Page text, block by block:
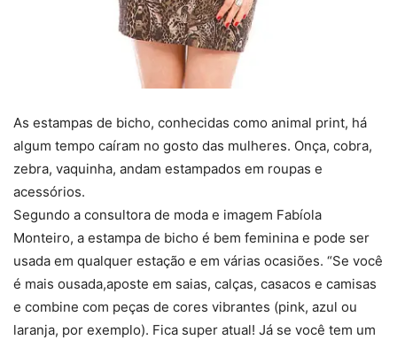
As estampas de bicho, conhecidas como animal print, há
algum tempo caíram no gosto das mulheres. Onça, cobra,
zebra, vaquinha, andam estampados em roupas e
acessórios.
Segundo a consultora de moda e imagem Fabíola
Monteiro, a estampa de bicho é bem feminina e pode ser
usada em qualquer estação e em várias ocasiões. “Se você
é mais ousada,aposte em saias, calças, casacos e camisas
e combine com peças de cores vibrantes (pink, azul ou
laranja, por exemplo). Fica super atual! Já se você tem um